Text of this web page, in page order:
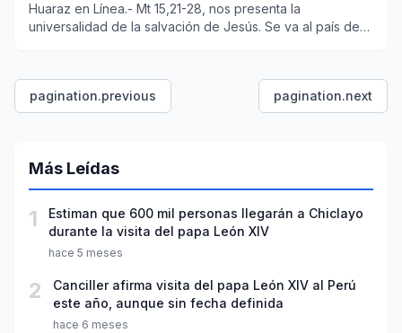
Huaraz en Línea.- Mt 15,21-28, nos presenta la
universalidad de la salvación de Jesús. Se va al país de
pagination.previous pagination.next
Más Leídas
1
Estiman que 600 mil personas llegarán a Chiclayo
durante la visita del papa León XIV
hace 5 meses
2
Canciller afirma visita del papa León XIV al Perú
este año, aunque sin fecha definida
hace 6 meses